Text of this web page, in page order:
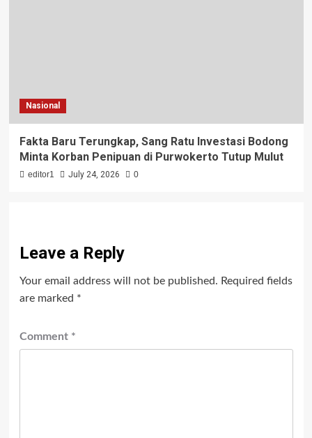
Nasional
Fakta Baru Terungkap, Sang Ratu Investasi Bodong
Minta Korban Penipuan di Purwokerto Tutup Mulut
editor1 July 24, 2026 0
Leave a Reply
Your email address will not be published. Required fields
are marked *
Comment *